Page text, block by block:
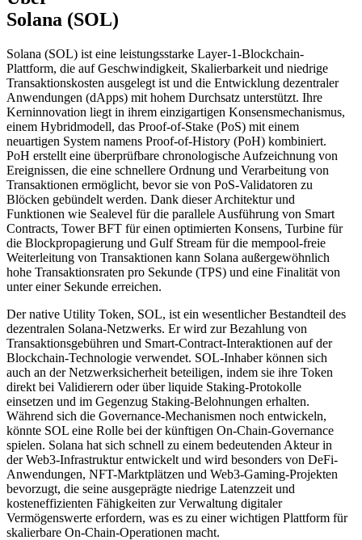
Solana (SOL)
Solana (SOL) ist eine leistungsstarke Layer-1-Blockchain-
Plattform, die auf Geschwindigkeit, Skalierbarkeit und niedrige
Transaktionskosten ausgelegt ist und die Entwicklung dezentraler
Anwendungen (dApps) mit hohem Durchsatz unterstützt. Ihre
Kerninnovation liegt in ihrem einzigartigen Konsensmechanismus,
einem Hybridmodell, das Proof-of-Stake (PoS) mit einem
neuartigen System namens Proof-of-History (PoH) kombiniert.
PoH erstellt eine überprüfbare chronologische Aufzeichnung von
Ereignissen, die eine schnellere Ordnung und Verarbeitung von
Transaktionen ermöglicht, bevor sie von PoS-Validatoren zu
Blöcken gebündelt werden. Dank dieser Architektur und
Funktionen wie Sealevel für die parallele Ausführung von Smart
Contracts, Tower BFT für einen optimierten Konsens, Turbine für
die Blockpropagierung und Gulf Stream für die mempool-freie
Weiterleitung von Transaktionen kann Solana außergewöhnlich
hohe Transaktionsraten pro Sekunde (TPS) und eine Finalität von
unter einer Sekunde erreichen.
Der native Utility Token, SOL, ist ein wesentlicher Bestandteil des
dezentralen Solana-Netzwerks. Er wird zur Bezahlung von
Transaktionsgebühren und Smart-Contract-Interaktionen auf der
Blockchain-Technologie verwendet. SOL-Inhaber können sich
auch an der Netzwerksicherheit beteiligen, indem sie ihre Token
direkt bei Validierern oder über liquide Staking-Protokolle
einsetzen und im Gegenzug Staking-Belohnungen erhalten.
Während sich die Governance-Mechanismen noch entwickeln,
könnte SOL eine Rolle bei der künftigen On-Chain-Governance
spielen. Solana hat sich schnell zu einem bedeutenden Akteur in
der Web3-Infrastruktur entwickelt und wird besonders von DeFi-
Anwendungen, NFT-Marktplätzen und Web3-Gaming-Projekten
bevorzugt, die seine ausgeprägte niedrige Latenzzeit und
kosteneffizienten Fähigkeiten zur Verwaltung digitaler
Vermögenswerte erfordern, was es zu einer wichtigen Plattform für
skalierbare On-Chain-Operationen macht.